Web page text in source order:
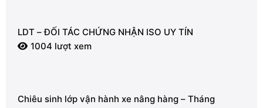
LDT – ĐỐI TÁC CHỨNG NHẬN ISO UY TÍN
1004 lượt xem
Chiêu sinh lớp vận hành xe nâng hàng – Tháng